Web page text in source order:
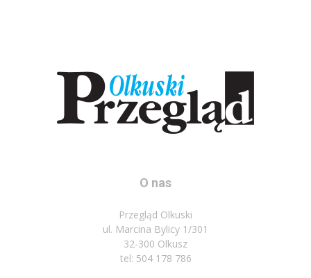
O nas
Przegląd Olkuski
ul. Marcina Bylicy 1/301
32-300 Olkusz
tel: 504 178 786